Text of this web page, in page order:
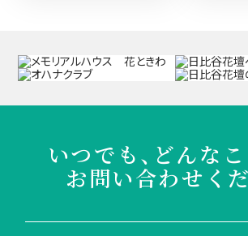
いつでも、どんな
お問い合わせく